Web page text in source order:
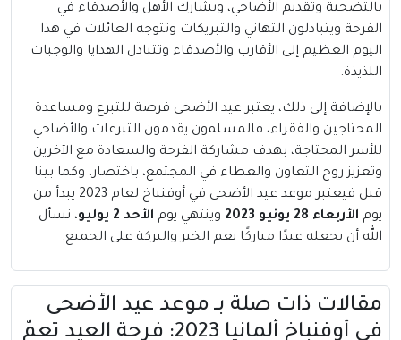
بالتضحية وتقديم الأضاحي، ويشارك الأهل والأصدقاء في
الفرحة ويتبادلون التهاني والتبريكات وتتوجه العائلات في هذا
اليوم العظيم إلى الأقارب والأصدقاء وتتبادل الهدايا والوجبات
اللذيذة.
بالإضافة إلى ذلك، يعتبر عيد الأضحى فرصة للتبرع ومساعدة
المحتاجين والفقراء، فالمسلمون يقدمون التبرعات والأضاحي
للأسر المحتاجة، بهدف مشاركة الفرحة والسعادة مع الآخرين
وتعزيز روح التعاون والعطاء في المجتمع، باختصار، وكما بينا
قبل فيعتبر موعد عيد الأضحى في أوفنباخ لعام 2023 يبدأ من
يوم الأربعاء 28 يونيو 2023 وينتهي يوم الأحد 2 يوليو
، نسأل
الله أن يجعله عيدًا مباركًا يعم الخير والبركة على الجميع.
مقالات ذات صلة بــ موعد عيد الأضحى
في أوفنباخ ألمانيا 2023: فرحة العيد تعمّ